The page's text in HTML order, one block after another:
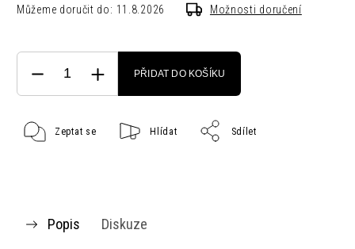
Můžeme doručit do: 11.8.2026 Možnosti doručení
PŘIDAT DO KOŠÍKU
Zeptat se Hlídat Sdílet
Popis Diskuze